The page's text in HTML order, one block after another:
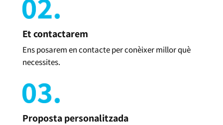
Et contactarem
Ens posarem en contacte per conèixer millor què
necessites.
Proposta personalitzada